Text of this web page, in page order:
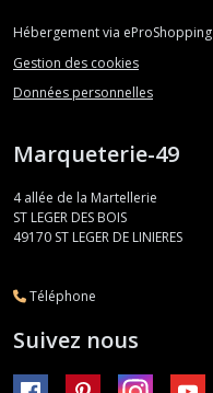
Hébergement via eProShopping
Gestion des cookies
Données personnelles
Marqueterie-49
4 allée de la Martellerie
ST LEGER DES BOIS
49170 ST LEGER DE LINIERES
Téléphone
Suivez nous